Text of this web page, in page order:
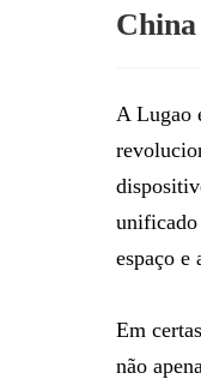
A Lugao
unificado
espaço e
Em
não